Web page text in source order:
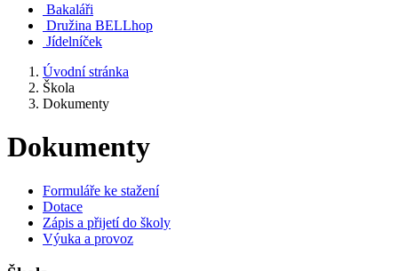
Bakaláři
Družina BELLhop
Jídelníček
Úvodní stránka
Škola
Dokumenty
Dokumenty
Formuláře ke stažení
Dotace
Zápis a přijetí do školy
Výuka a provoz